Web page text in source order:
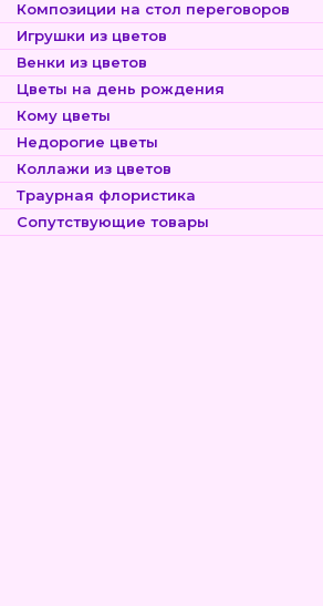
Композиции на стол переговоров
Игрушки из цветов
Венки из цветов
Цветы на день рождения
Кому цветы
Недорогие цветы
Коллажи из цветов
Траурная флористика
Сопутствующие товары